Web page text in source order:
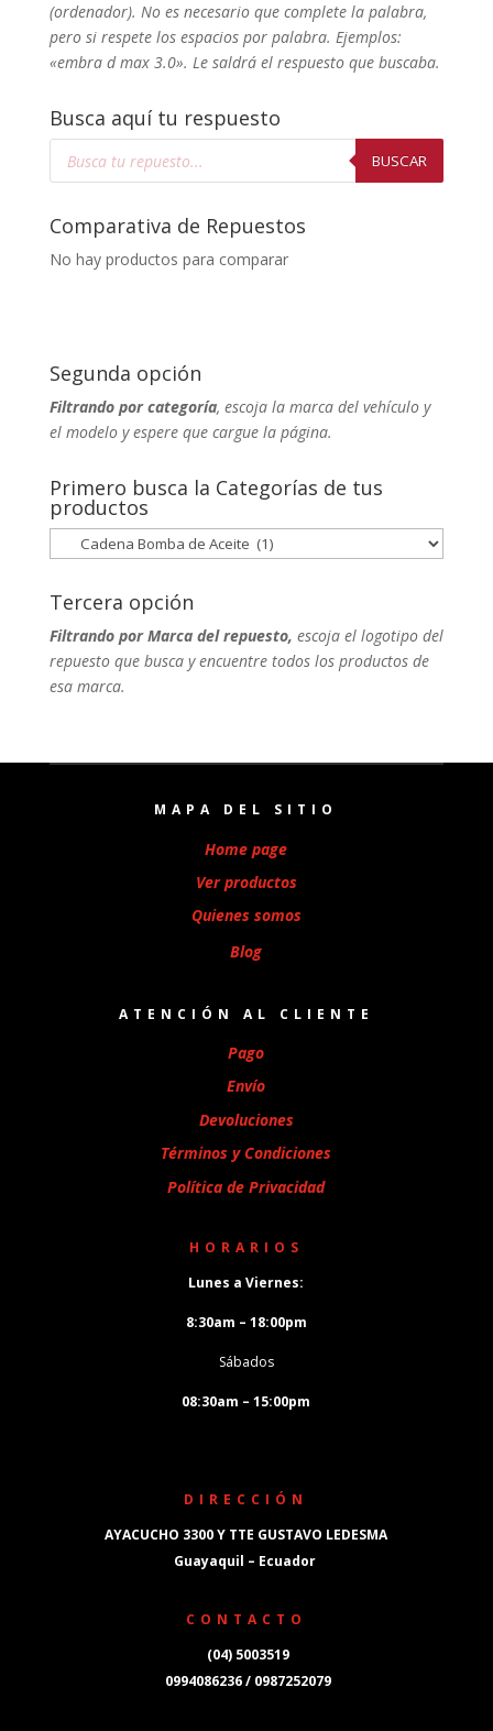
(ordenador). Noes necesario que complete la palabra,
pero si respete los espacios por palabra. Ejemplos:
«embra d max 3.0». Le saldrá el respuesto que buscaba.
Busca aquí tu respuesto
Búsqueda
BUSCAR
Comparativa de Repuestos
No hay productos para comparar
Segunda opción
Filtrando por categoría, escoja la marca del vehículo y
el modelo y espere que cargue la página.
Primero busca la Categorías de tus
productos
Tercera opción
Filtrando por Marca del repuesto, escoja el logotipo del
repuesto que busca y encuentre todos los productos de
esa marca.
MAPA DEL SITIO
Home page
Ver productos
Quienes somos
Blog
ATENCIÓN AL CLIENTE
Pago
Envío
Devoluciones
Términos y Condiciones
Política de Privacidad
HORARIOS
Lunes a Viernes:
8:30am – 18:00pm
Sábados
08:30am – 15:00pm
DIRECCIÓN
AYACUCHO 3300 Y TTE GUSTAVO LEDESMA
Guayaquil – Ecuador
CONTACTO
(04) 5003519
0994086236 / 0987252079